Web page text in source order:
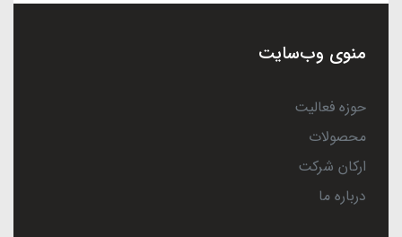
منوی وب‌سایت
حوزه فعالیت
محصولات
ارکان شرکت
درباره ما